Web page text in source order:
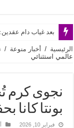
بعد غياب دام عقدين:
الرئيسية / أخبار منوعة /
عالمي استثنائي
بونتا كانا
فبراير 10, 2026